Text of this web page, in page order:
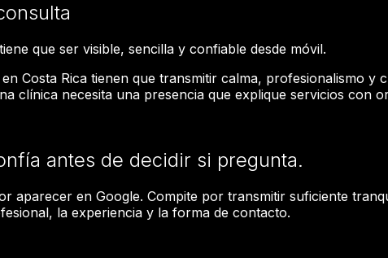
que ser visible, sencilla y confiable desde móvil.
Costa Rica tienen que transmitir calma, profesionalismo
clínica necesita una presencia que explique servicios con
antes de decidir si pregunta.
aparecer en Google. Compite por transmitir suficiente
la experiencia y la forma de contacto.